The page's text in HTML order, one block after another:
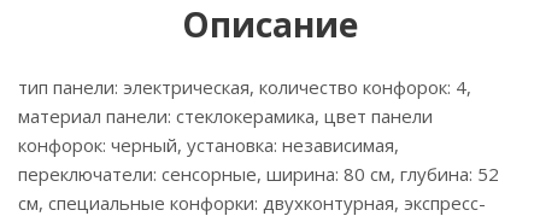
Описание
тип панели: электрическая, количество конфорок: 4,
материал панели: стеклокерамика, цвет панели
конфорок: черный, установка: независимая,
переключатели: сенсорные, ширина: 80 см, глубина: 52
см, специальные конфорки: двухконтурная, экспресс-